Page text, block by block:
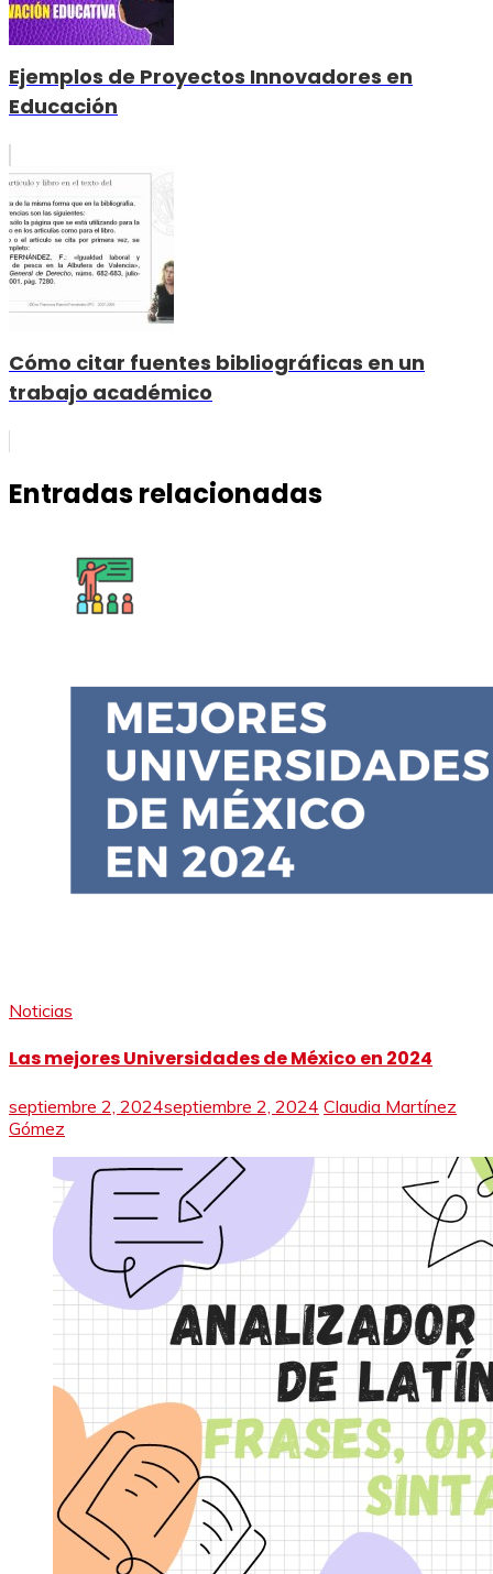
Ejemplos de Proyectos Innovadores en
Educación
Cómo citar fuentes bibliográficas en un
trabajo académico
Entradas relacionadas
Noticias
Las mejores Universidades de México en 2024
septiembre 2, 2024septiembre 2, 2024 Claudia Martínez
Gómez